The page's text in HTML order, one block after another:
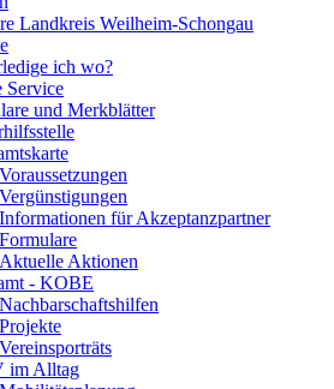
Landkreis Weilheim-Schongau
ich wo?
Service
und Merkblätter
Voraussetzungen
Vergünstigungen
Informationen für Akzeptanzpartner
Formulare
Aktuelle Aktionen
- KOBE
Nachbarschaftshilfen
Projekte
Vereinsporträts
im Alltag